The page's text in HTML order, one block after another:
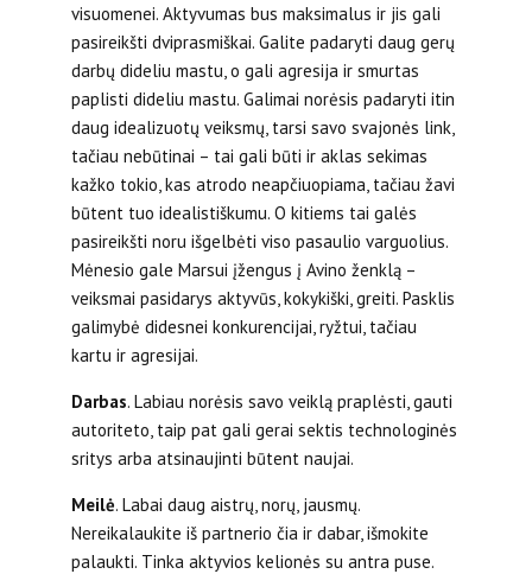
visuomenei. Aktyvumas bus maksimalus ir jis gali
pasireikšti dviprasmiškai. Galite padaryti daug gerų
darbų dideliu mastu, o gali agresija ir smurtas
paplisti dideliu mastu. Galimai norėsis padaryti itin
daug idealizuotų veiksmų, tarsi savo svajonės link,
tačiau nebūtinai – tai gali būti ir aklas sekimas
kažko tokio, kas atrodo neapčiuopiama, tačiau žavi
būtent tuo idealistiškumu. O kitiems tai galės
pasireikšti noru išgelbėti viso pasaulio varguolius.
Mėnesio gale Marsui įžengus į Avino ženklą –
veiksmai pasidarys aktyvūs, kokykiški, greiti. Pasklis
galimybė didesnei konkurencijai, ryžtui, tačiau
kartu ir agresijai.
Darbas. Labiau norėsis savo veiklą praplėsti, gauti
autoriteto, taip pat gali gerai sektis technologinės
sritys arba atsinaujinti būtent naujai.
Meilė. Labai daug aistrų, norų, jausmų.
Nereikalaukite iš partnerio čia ir dabar, išmokite
palaukti. Tinka aktyvios kelionės su antra puse.